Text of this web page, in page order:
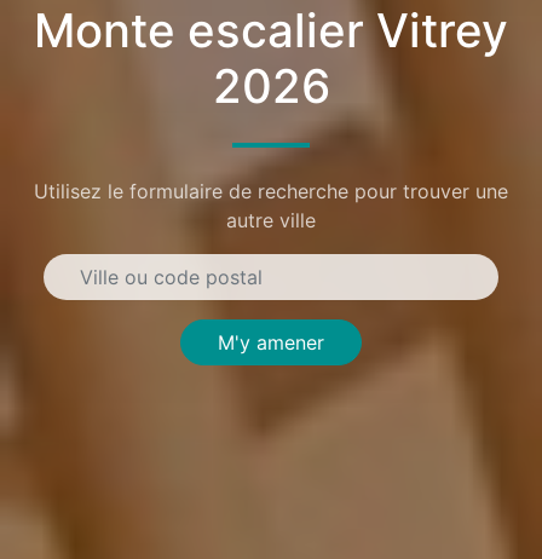
Monte escalier Vitrey
2026
Utilisez le formulaire de recherche pour trouver une
autre ville
M'y amener